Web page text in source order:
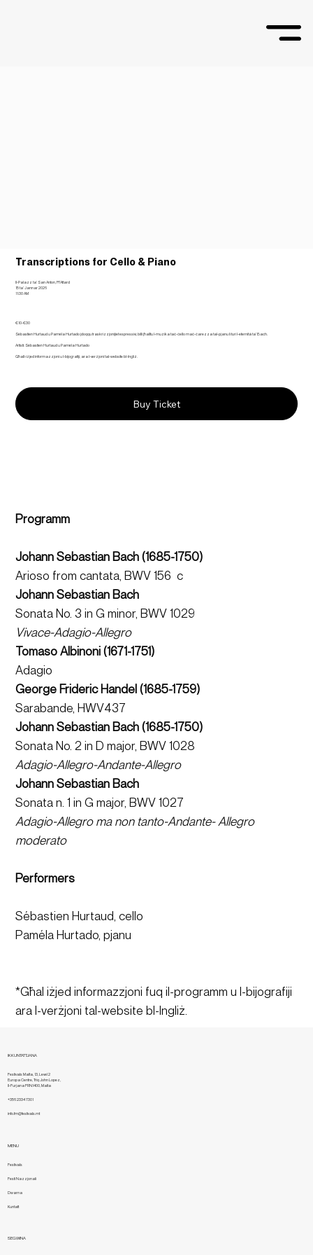
Transcriptions for Cello & Piano
Il-Palazz ta' San Anton, Ħ'Attard
15 ta’ Jannar 2026
11:30 AM
€10-€30
Sébastien Hurtaud u Paméla Hurtado jdoqqu traskrizzjonijiet espressivi, billi jħalltu l-mużika taċ-ċello maċ-ċarezza tal-pjanu li turi l-eternità ta’ Bach.
Artisti: Sébastien Hurtaud u Paméla Hurtado
Għall-iżjed informazzjoni u l-bijografiji, ara l-verżjoni tal-website bl-Ingliż.
Buy Ticket
Programm
Johann Sebastian Bach (1685-1750)
Arioso from cantata, BWV 156  c
Johann Sebastian Bach
Sonata No. 3 in G minor, BWV 1029
Vivace-Adagio-Allegro
Tomaso Albinoni (1671-1751)
Adagio
George Frideric Handel (1685-1759)
Sarabande, HWV437
Johann Sebastian Bach (1685-1750)
Sonata No. 2 in D major, BWV 1028
Adagio-Allegro-Andante-Allegro
Johann Sebastian Bach
Sonata n. 1 in G major, BWV 1027
Adagio-Allegro ma non tanto-Andante- Allegro
moderato
Performers
Sébastien Hurtaud, cello
Paméla Hurtado, pjanu
*Għal iżjed informazzjoni fuq il-programm u l-bijografiji
ara l-verżjoni tal-website bl-Ingliż.
IKKUNTATTJANA
Festivals Malta, 13, Level 2
Europa Centre, Triq John Lopez,
Il-Furjana FRN1400, Malta
+356 2334 7301
info.fm@festivals.mt
MENU
Festivals
Festi Nazzjonali
Dwarna
Kuntatt
SEGWINA